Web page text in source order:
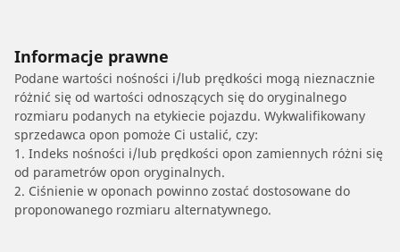
Informacje prawne
Podane wartości nośności i/lub prędkości mogą nieznacznie
różnić się od wartości odnoszących się do oryginalnego
rozmiaru podanych na etykiecie pojazdu. Wykwalifikowany
sprzedawca opon pomoże Ci ustalić, czy:
1. Indeks nośności i/lub prędkości opon zamiennych różni się
od parametrów opon oryginalnych.
2. Ciśnienie w oponach powinno zostać dostosowane do
proponowanego rozmiaru alternatywnego.